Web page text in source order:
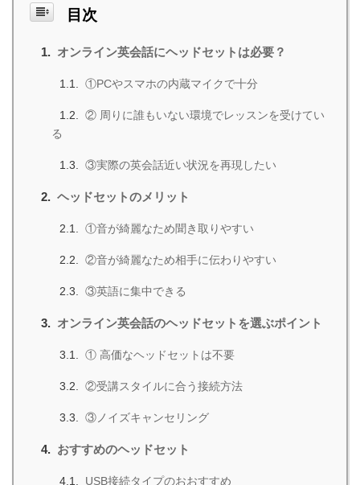
目次
オンライン英会話にヘッドセットは必要？
①PCやスマホの内蔵マイクで十分
② 周りに誰もいない環境でレッスンを受けてい
る
③実際の英会話近い状況を再現したい
ヘッドセットのメリット
①音が綺麗なため聞き取りやすい
②音が綺麗なため相手に伝わりやすい
③英語に集中できる
オンライン英会話のヘッドセットを選ぶポイント
① 高価なヘッドセットは不要
②受講スタイルに合う接続方法
③ノイズキャンセリング
おすすめのヘッドセット
USB接続タイプのおおすすめ